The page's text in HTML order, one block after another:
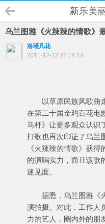
新乐美
乌兰图雅《火辣辣的情歌》
洛瑾凡花
2011-12-12 22:14:14
以草原民族风歌曲走
在第二十届金鸡百花电
马杆》让更多观众认识
打歌也再次印证了乌兰
《火辣辣的情歌》获
的演唱实力，而且该歌
迷见面。
据悉，乌兰图雅《火
演拍摄。对此，工作人
力的艺人，圈内外的朋